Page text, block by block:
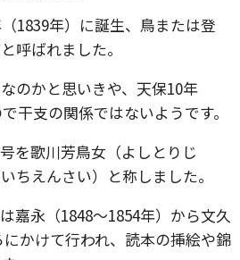
1839年）に誕生、鳥または登
呼ばれました。
のかと思いきや、天保10年
干支の関係ではないようです。
を歌川芳鳥女（よしとりじ
ちえんさい）と称しました。
嘉永（1848〜1854年）から文久
にかけて行われ、読本の挿絵や錦